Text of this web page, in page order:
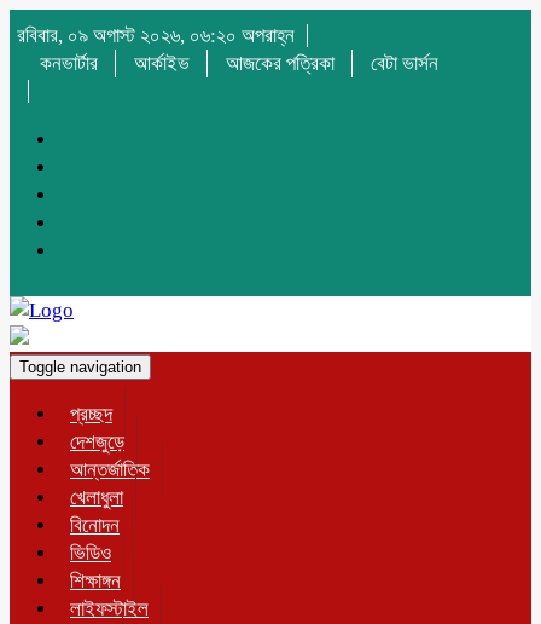
রবিবার, ০৯ অগাস্ট ২০২৬, ০৬:২০ অপরাহ্ন
কনভার্টার
আর্কাইভ আজকের পত্রিকা বেটা ভার্সন
Toggle navigation
প্রচ্ছদ
দেশজুড়ে
আন্তর্জাতিক
খেলাধুলা
বিনোদন
ভিডিও
শিক্ষাঙ্গন
লাইফস্টাইল